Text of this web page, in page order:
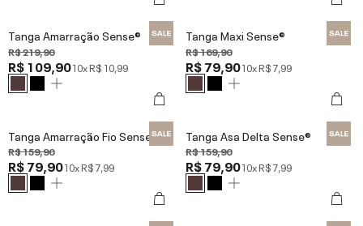
Tanga Amarração Sense®
R$ 219,90
R$ 109,9010xR$ 10,99
Tanga Maxi Sense®
R$ 169,90
R$ 79,9010xR$ 7,99
Tanga Amarração Fio Sense®
R$ 159,90
R$ 79,9010xR$ 7,99
Tanga Asa Delta Sense®
R$ 159,90
R$ 79,9010xR$ 7,99